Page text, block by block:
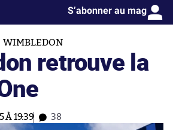
S’abonner au mag
WIMBLEDON
retrouve la
À 19:39 38